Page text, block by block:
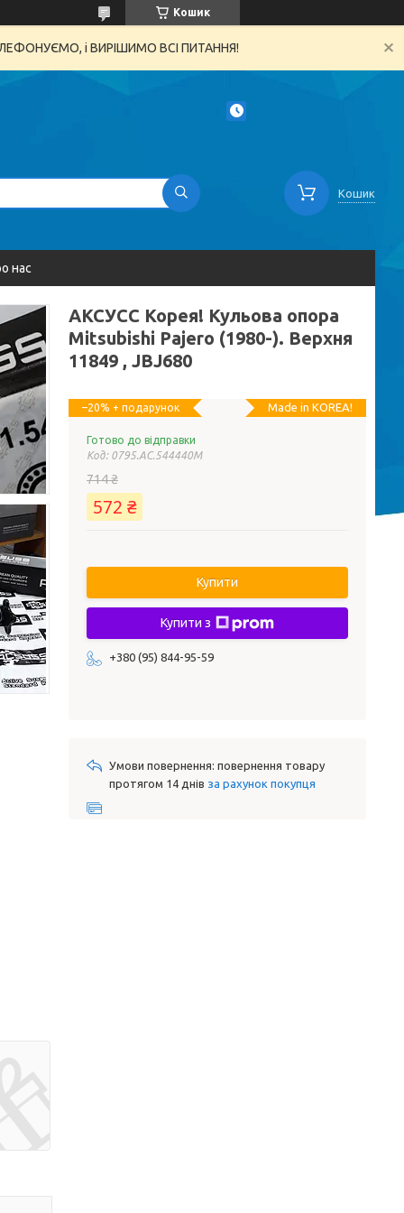
Кошик
і ВИРІШИМО ВСІ ПИТАННЯ!
Кошик
нас
AКСУСС Корея! Кульова опора
Mitsubishi Pajero (1980-). Верхня
11849 , JBJ680
Made in KOREA!
–20%
Готово до відправки
Код: 0795.AC.544440M
714 ₴
572 ₴
Купити
Купити з
+380 (95) 844-95-59
повернення товару
протягом 14 днів за рахунок покупця